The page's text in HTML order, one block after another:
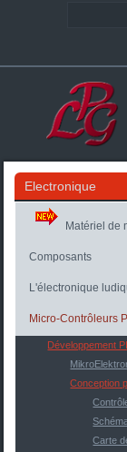
Electronique
Matériel de
Composants
L'électronique
Micro-Contrôleurs
Développement
Conception
Carte